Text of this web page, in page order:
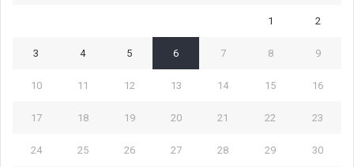
1 2
3 4 5 6 7 8 9
10 11 12 13 14 15 16
17 18 19 20 21 22 23
24 25 26 27 28 29 30